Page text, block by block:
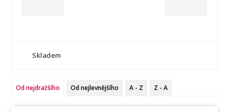
Skladem
Od nejdražšího Od nejlevnějšího A - Z Z - A